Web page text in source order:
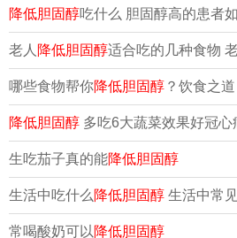
降低胆固醇吃什么 胆固醇高的患者
老人 降低胆固醇适合吃的几种食物
哪些食物帮你降低胆固醇 ？饮食之道
降低胆固醇 多吃6大蔬菜效果好冠心
生吃茄子真的能降低胆固醇
生活中吃什么 降低胆固醇 生活中常
常喝酸奶可以 降低胆固醇